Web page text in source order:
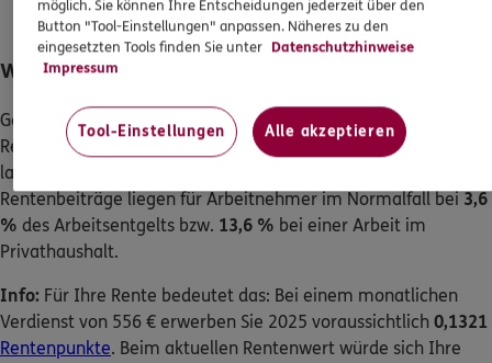
müssen Sie hingegen Versicherungsbeiträge zahlen.
Was gilt für die Rentenversicherung?
Geringfügig Beschäftigte sind erst einmal grundsätzlich in der
Rentenversicherung
pflichtversichert
(ausgenommen, Sie
lassen sich auf eigenen Wunsch davon befreien). Die
Rentenbeiträge liegen für Arbeitnehmer im Normalfall bei 3,6
% des Arbeitsentgelts bzw. 13,6 % bei einer Arbeit im
Privathaushalt.
Info: Für Ihre Rente bedeutet das: Bei einem monatlichen
Verdienst von 556 € erwerben Sie 2025 voraussichtlich 0,1321
Rentenpunkte. Beim aktuellen Rentenwert würde sich Ihre
eingesetzten Tools finden Sie unter Datenschutzhinweise
Impressum